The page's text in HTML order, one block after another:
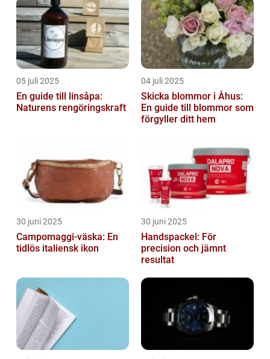
05 juli 2025
En guide till linsåpa:
Naturens rengöringskraft
04 juli 2025
Skicka blommor i Åhus:
En guide till blommor som
förgyller ditt hem
30 juni 2025
Campomaggi-väska: En
tidlös italiensk ikon
30 juni 2025
Handspackel: För
precision och jämnt
resultat